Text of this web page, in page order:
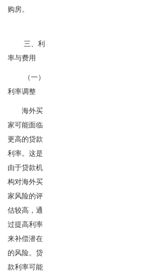
购房。
三、利
率与费用
（一）
利率调整
海外买
家可能面临
更高的贷款
利率。这是
由于贷款机
构对海外买
家风险的评
估较高，通
过提高利率
来补偿潜在
的风险。贷
款利率可能